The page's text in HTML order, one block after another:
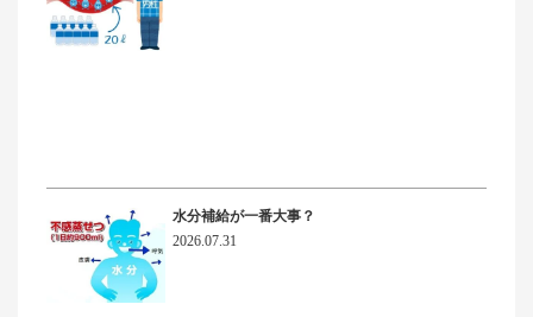
水分補給が一番大事？
2026.07.31